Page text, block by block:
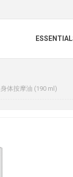
身体按摩油 (190 ml)